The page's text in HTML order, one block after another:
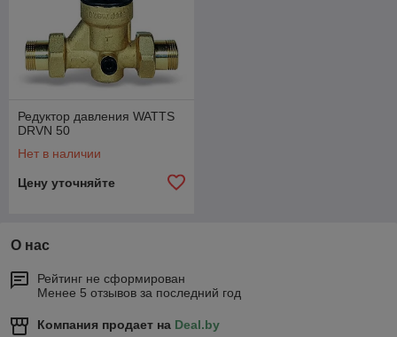
Редуктор давления WATTS
DRVN 50
Нет в наличии
Цену уточняйте
О нас
Рейтинг не сформирован
Менее 5 отзывов за последний год
Компания продает на Deal.by